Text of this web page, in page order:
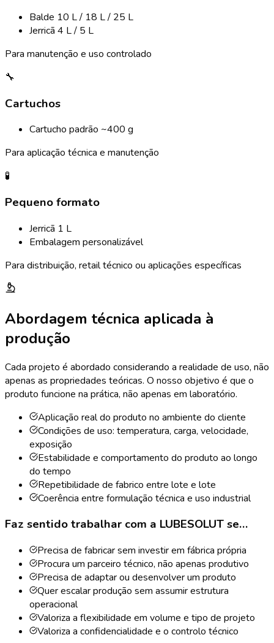
Balde 10 L / 18 L / 25 L
Jerricã 4 L / 5 L
Para manutenção e uso controlado
🔧
Cartuchos
Cartucho padrão ~400 g
Para aplicação técnica e manutenção
🧪
Pequeno formato
Jerricã 1 L
Embalagem personalizável
Para distribuição, retail técnico ou aplicações específicas
Abordagem técnica aplicada à
produção
Cada projeto é abordado considerando a realidade de uso, não
apenas as propriedades teóricas. O nosso objetivo é que o
produto funcione na prática, não apenas em laboratório.
Aplicação real do produto no ambiente do cliente
Condições de uso: temperatura, carga, velocidade,
exposição
Estabilidade e comportamento do produto ao longo
do tempo
Repetibilidade de fabrico entre lote e lote
Coerência entre formulação técnica e uso industrial
Faz sentido trabalhar com a LUBESOLUT se…
Precisa de fabricar sem investir em fábrica própria
Procura um parceiro técnico, não apenas produtivo
Precisa de adaptar ou desenvolver um produto
Quer escalar produção sem assumir estrutura
operacional
Valoriza a flexibilidade em volume e tipo de projeto
Valoriza a confidencialidade e o controlo técnico